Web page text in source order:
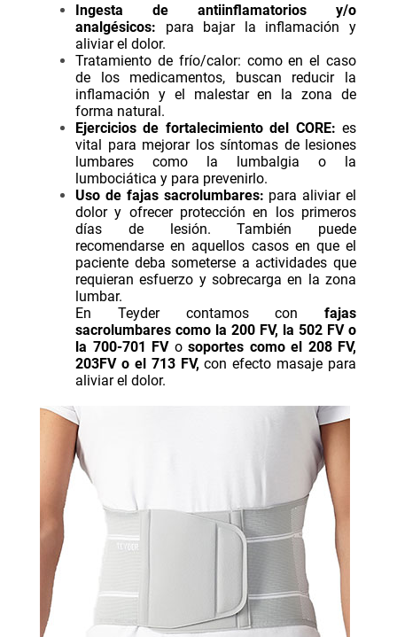
Ingesta de antiinflamatorios y/o
analgésicos: para bajar la inflamación y
aliviar el dolor.
Tratamiento de frío/calor: como en el caso
de los medicamentos, buscan reducir la
inflamación y el malestar en la zona de
forma natural.
Ejercicios de fortalecimiento del CORE: es
vital para mejorar los síntomas de lesiones
lumbares como la lumbalgia o la
lumbociática y para prevenirlo.
Uso de fajas sacrolumbares: para aliviar el
dolor y ofrecer protección en los primeros
días de lesión. También puede
recomendarse en aquellos casos en que el
paciente deba someterse a actividades que
requieran esfuerzo y sobrecarga en la zona
lumbar.
En Teyder contamos con fajas
sacrolumbares como la 200 FV, la 502 FVo
la 700-701 FV o soportes como el 208 FV,
203FVo el 713 FV, con efecto masaje para
aliviar el dolor.